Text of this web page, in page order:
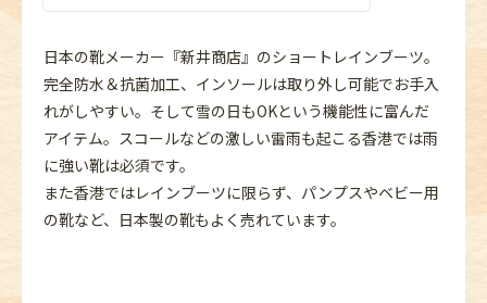
日本の靴メーカー『新井商店』のショートレインブーツ。
完全防水＆抗菌加工、インソールは取り外し可能でお手入
れがしやすい。そして雪の日もOKという機能性に富んだ
アイテム。スコールなどの激しい雷雨も起こる香港では雨
に強い靴は必須です。
また香港ではレインブーツに限らず、パンプスやベビー用
の靴など、日本製の靴もよく売れています。